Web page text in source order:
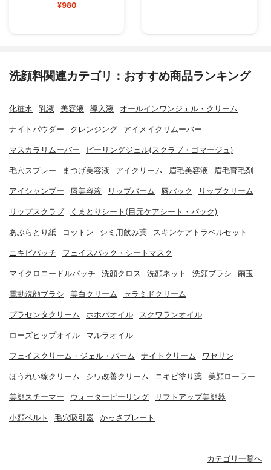
¥980
洗顔料関連カテゴリ：おすすめ商品ランキング
化粧水 乳液 美容液 導入液 オールインワンジェル・クリーム
ナイトパウダー クレンジング アイメイクリムーバー
マスカラリムーバー ピーリングジェル(スクラブ・ゴマージュ)
毛穴スプレー まつげ美容液 アイクリーム 眉毛美容液 眉毛育毛剤
アイシャンプー 唇美容液 リップバーム 唇パック リップクリーム
リップスクラブ くまとりシート(目元ケアシート・パック)
あぶらとり紙 コットン シミ用飲み薬 スキンケアトラベルセット
ニキビパッチ フェイスパック・シートマスク
マイクロニードルパッチ 洗顔クロス 洗顔ネット 洗顔ブラシ 繭玉
電動洗顔ブラシ 美白クリーム セラミドクリーム
プラセンタクリーム ホホバオイル スクワランオイル
ローズヒップオイル マルラオイル
フェイスクリーム・ジェル・バーム ナイトクリーム ワセリン
ほうれい線クリーム シワ改善クリーム ニキビ塗り薬 美顔ローラー
美顔スチーマー ウォーターピーリング リフトアップ美顔器
小顔ベルト 毛穴吸引器 かっさプレート
カテゴリ一覧へ